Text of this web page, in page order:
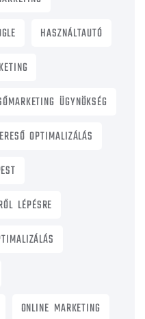
HASZNÁLTAUTÓ
ÜGYNÖKSÉG
OPTIMALIZÁLÁS
LÉPÉSRE
ONLINE MARKETING